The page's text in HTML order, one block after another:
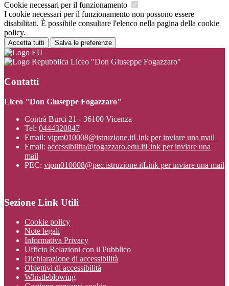
Cookie necessari per il funzionamento
I cookie necessari per il funzionamento non possono essere
disabilitati. È possibile consultare l'elenco nella pagina della cookie
policy.
Accetta tutti Salva le preferenze
Liceo "Don Giuseppe Fogazzaro"
Contatti
Liceo "Don Giuseppe Fogazzaro"
Contrà Burci 21 - 36100 Vicenza
Tel: 0444320847
Email: vipm010008@istruzione.itLink per inviare una mail
Email: accessibilita@fogazzaro.edu.itLink per inviare una
mail
PEC: vipm010008@pec.istruzione.itLink per inviare una mail
Sezione Link Utili
Cookie policy
Note legali
Informativa Privacy
Ufficio Relazioni con il Pubblico
Dichiarazione di accessibilità
Obiettivi di accessibilità
Whistleblowing